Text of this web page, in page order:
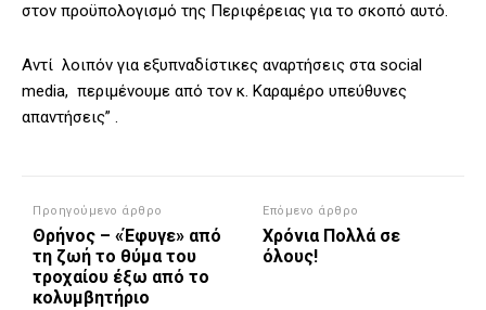
στον προϋπολογισμό της Περιφέρειας για το σκοπό αυτό.
Αντί λοιπόν για εξυπναδίστικες αναρτήσεις στα social
media, περιμένουμε από τον κ. Καραμέρο υπεύθυνες
απαντήσεις” .
Προηγούμενο άρθρο
Θρήνος – «Έφυγε» από
τη ζωή το θύμα του
τροχαίου έξω από το
κολυμβητήριο
Επόμενο άρθρο
Χρόνια Πολλά σε
όλους!